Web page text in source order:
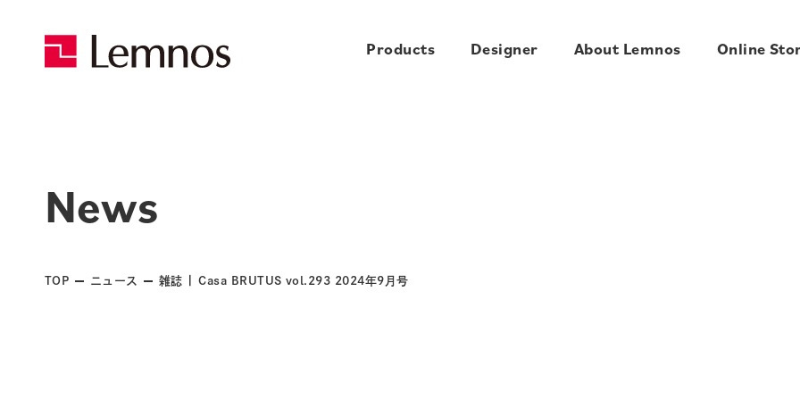
Products Designer About Lemnos Online
News
TOP ニュース 雑誌 | Casa BRUTUS vol.293 2024年9月号